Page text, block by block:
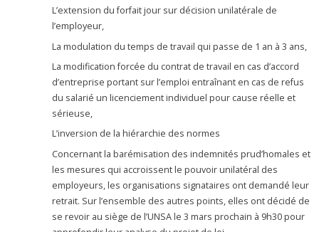
L’extension du forfait jour sur décision unilatérale de
l’employeur,
La modulation du temps de travail qui passe de 1 an à 3 ans,
La modification forcée du contrat de travail en cas d’accord
d’entreprise portant sur l’emploi entraînant en cas de refus
du salarié un licenciement individuel pour cause réelle et
sérieuse,
L’inversion de la hiérarchie des normes
Concernant la barémisation des indemnités prud’homales et
les mesures qui accroissent le pouvoir unilatéral des
employeurs, les organisations signataires ont demandé leur
retrait. Sur l’ensemble des autres points, elles ont décidé de
se revoir au siège de l’UNSA le 3 mars prochain à 9h30 pour